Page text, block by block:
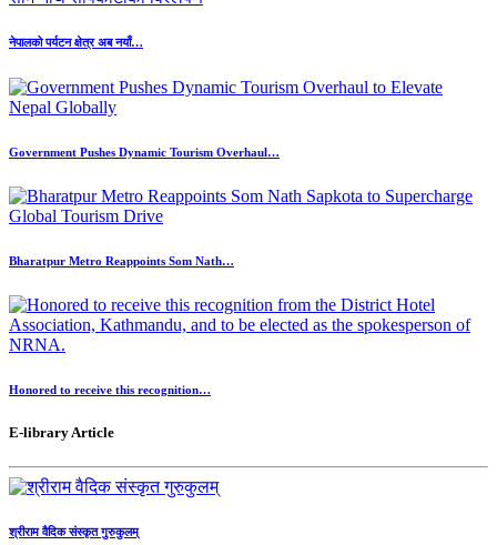
नेपालको पर्यटन क्षेत्र अब नयाँ…
Government Pushes Dynamic Tourism Overhaul…
Bharatpur Metro Reappoints Som Nath…
Honored to receive this recognition…
E-library Article
श्रीराम वैदिक संस्कृत गुरुकुलम्